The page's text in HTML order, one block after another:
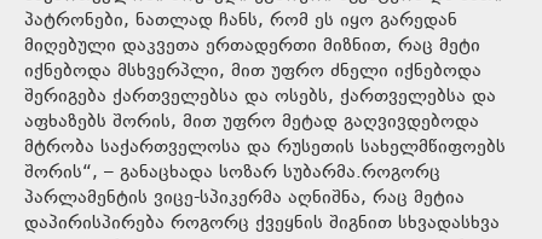
პატრონები, ნათლად ჩანს, რომ ეს იყო გარედან
მიღებული დაკვეთა ერთადერთი მიზნით, რაც მეტი
იქნებოდა მსხვერპლი, მით უფრო ძნელი იქნებოდა
შერიგება ქართველებსა და ოსებს, ქართველებსა და
აფხაზებს შორის, მით უფრო მეტად გაღვივდებოდა
მტრობა საქართველოსა და რუსეთის სახელმწიფოებს
შორის“, – განაცხადა სოზარ სუბარმა.როგორც
პარლამენტის ვიცე-სპიკერმა აღნიშნა, რაც მეტია
დაპირისპირება როგორც ქვეყნის შიგნით სხვადასხვა